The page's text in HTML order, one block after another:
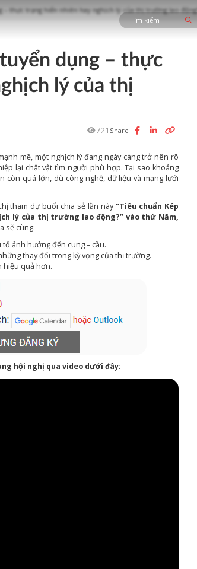
– thực trạng hiển nhiên hay nghịch lý của thị trường lao động?
dụng – thực
lý của thị
721 Share
mẽ, một nghịch lý đang ngày càng trở nên rõ
lại chật vật tìm người phù hợp. Tại sao khoảng
còn quá lớn, dù công nghệ, dữ liệu và mạng lưới
tham dự buổi chia sẻ lần này“Tiêu chuẩn Kép
lý của thị trường lao động?” vào thứ Năm,
sẽ cùng:
ảnh hưởng đến cung – cầu.
thay đổi trong kỳ vọng của thị trường.
hiệu quả hơn.
hội nghị qua video dưới đây: